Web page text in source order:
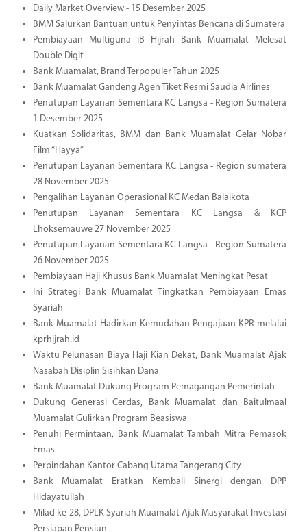
Daily Market Overview - 15 Desember 2025
BMM Salurkan Bantuan untuk Penyintas Bencana di Sumatera
Pembiayaan Multiguna iB Hijrah Bank Muamalat Melesat
Double Digit
Bank Muamalat, Brand Terpopuler Tahun 2025
Bank Muamalat Gandeng Agen Tiket Resmi Saudia Airlines
Penutupan Layanan Sementara KC Langsa - Region Sumatera
1 Desember 2025
Kuatkan Solidaritas, BMM dan Bank Muamalat Gelar Nobar
Film “Hayya”
Penutupan Layanan Sementara KC Langsa - Region sumatera
28 November 2025
Pengalihan Layanan Operasional KC Medan Balaikota
Penutupan Layanan Sementara KC Langsa & KCP
Lhoksemauwe 27 November 2025
Penutupan Layanan Sementara KC Langsa - Region Sumatera
26 November 2025
Pembiayaan Haji Khusus Bank Muamalat Meningkat Pesat
Ini Strategi Bank Muamalat Tingkatkan Pembiayaan Emas
Syariah
Bank Muamalat Hadirkan Kemudahan Pengajuan KPR melalui
kprhijrah.id
Waktu Pelunasan Biaya Haji Kian Dekat, Bank Muamalat Ajak
Nasabah Disiplin Sisihkan Dana
Bank Muamalat Dukung Program Pemagangan Pemerintah
Dukung Generasi Cerdas, Bank Muamalat dan Baitulmaal
Muamalat Gulirkan Program Beasiswa
Penuhi Permintaan, Bank Muamalat Tambah Mitra Pemasok
Emas
Perpindahan Kantor Cabang Utama Tangerang City
Bank Muamalat Eratkan Kembali Sinergi dengan DPP
Hidayatullah
Milad ke-28, DPLK Syariah Muamalat Ajak Masyarakat Investasi
Persiapan Pensiun